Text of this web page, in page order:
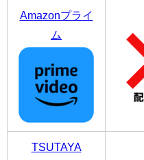
Amazonプライ
ム
TSUTAYA